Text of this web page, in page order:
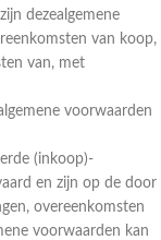
dezealgemene
van koop,
van, met
voorwaarden
(inkoop)-
en zijn op de door
overeenkomsten
voorwaarden kan